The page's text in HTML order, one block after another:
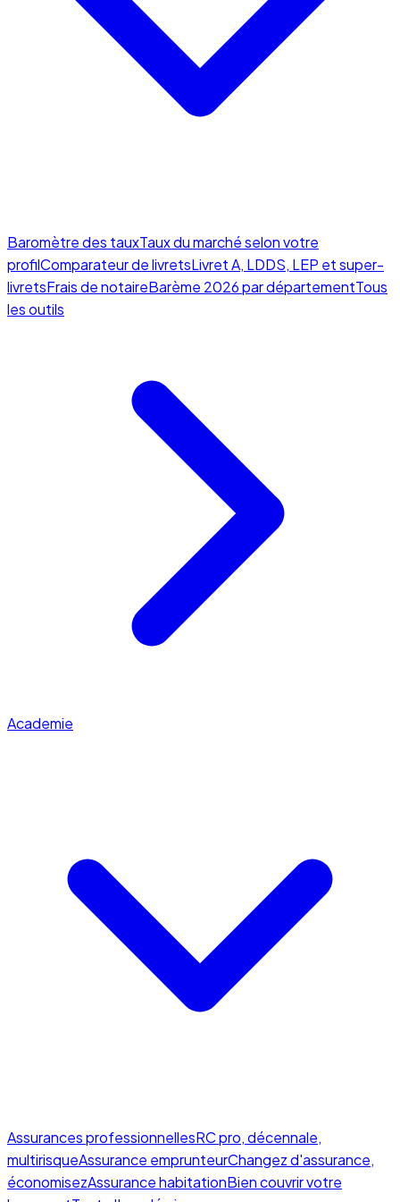
Baromètre des tauxTaux du marché selon votre
profilComparateur de livretsLivret A, LDDS, LEP et super-
livretsFrais de notaireBarème 2026 par départementTous
les outils
Academie
Assurances professionnellesRC pro, décennale,
multirisqueAssurance emprunteurChangez d'assurance,
économisezAssurance habitationBien couvrir votre